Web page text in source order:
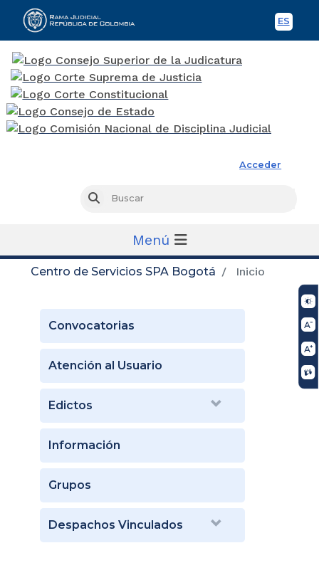
ES
Acceder
Buscar
Menú
Centro de Servicios SPA Bogotá Inicio
Convocatorias
Atención al Usuario
Edictos
Información
Grupos
Despachos Vinculados